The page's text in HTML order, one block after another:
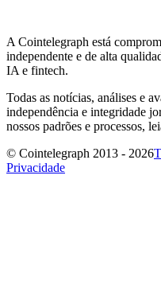
A Cointelegraph está
independente e de alta
IA e fintech.
Todas as notícias, análises e
independência e integridade
nossos padrões e processos,
© Cointelegraph 2013 - 2026
Privacidade